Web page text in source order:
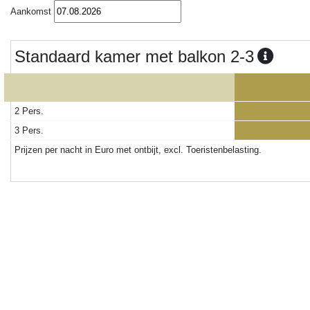
Aankomst
Standaard kamer met balkon 2-3
2 Pers.
3 Pers.
Prijzen per nacht in Euro met ontbijt, excl. Toeristenbelasting.